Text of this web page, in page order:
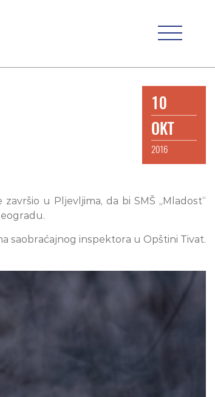
10
OKT
2016
u Pljevljima, da bi SMŠ „Mladost“
saobraćajnog inspektora u Opštini Tivat.